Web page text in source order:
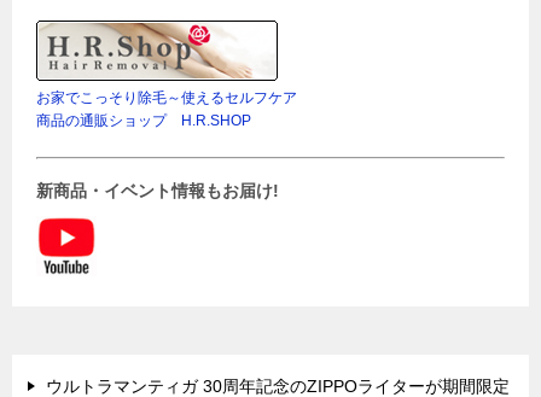
お家でこっそり除毛～使えるセルフケア
商品の通販ショップ H.R.SHOP
新商品・イベント情報もお届け!
ウルトラマンティガ 30周年記念のZIPPOライターが期間限定